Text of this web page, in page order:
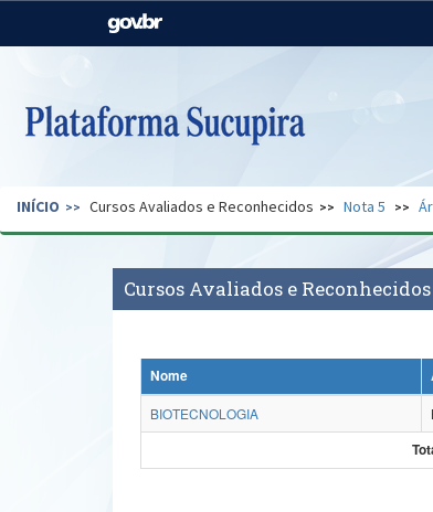
Casa Civil
Pecuária e Abastecimento
Secretaria de Governo Gabinete de
INÍCIO Cursos Avaliados e Reconhecidos Nota 5
Cursos Avaliados e Reconhecidos
Nome
BIOTECNOLOGIA